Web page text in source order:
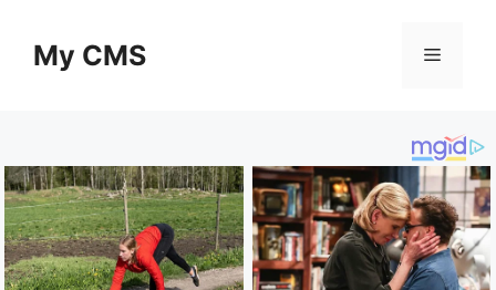
contentMy CMS Menu